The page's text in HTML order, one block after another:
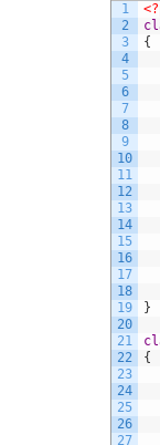
1
2
3
4
5
6
7
8
9
10
11
12
13
14
15
16
17
18
19
20
21
22
23
24
25
26
27
{
}
{